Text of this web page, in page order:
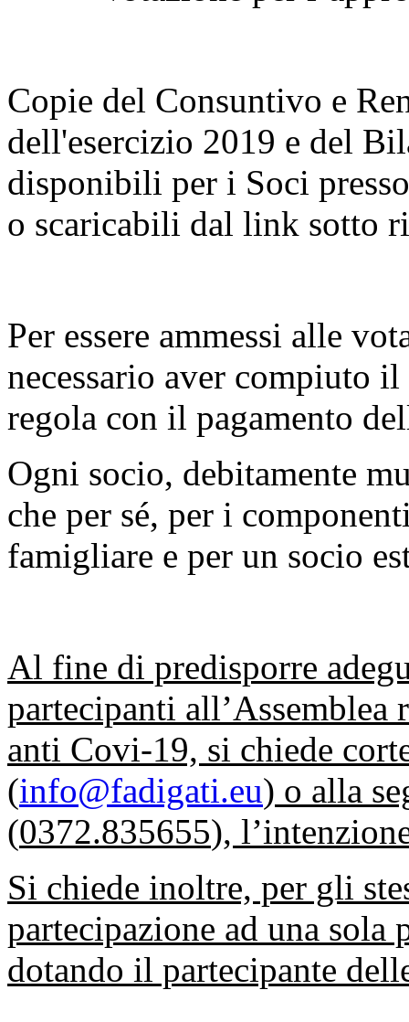
Copie del Consuntivo e
dell'esercizio 2019 e del
disponibili per i Soci
o scaricabili dal link sotto
Per essere ammessi alle
necessario aver compiuto
regola con il pagamento
Ogni socio, debitamente
che per sé, per i
famigliare e per un socio
Al fine di predisporre
partecipanti
anti Covi-19, si chiede
(info@fadigati.eu) o alla
(0372.835655),
Si chiede inoltre, per gli
partecipazione ad una sola
dotando il partecipante